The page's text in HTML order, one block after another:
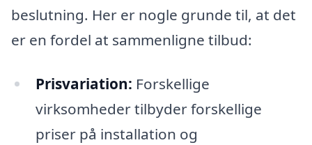
beslutning. Her er nogle grunde til, at det
er en fordel at sammenligne tilbud:
Prisvariation: Forskellige
virksomheder tilbyder forskellige
priser på installation og